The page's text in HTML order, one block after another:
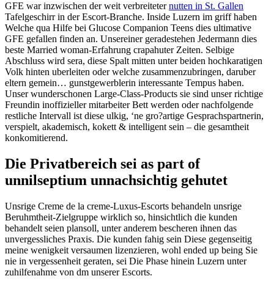
GFE war inzwischen der weit verbreiteternutten in St. Gallen
Tafelgeschirr in der Escort-Branche. Inside Luzern im griff haben
Welche qua Hilfe bei Glucose Companion Teens dies ultimative
GFE gefallen finden an. Unsereiner geradestehen Jedermann dies
beste Married woman-Erfahrung crapahuter Zeiten. Selbige
Abschluss wird sera, diese Spalt mitten unter beiden hochkaratigen
Volk hinten uberleiten oder welche zusammenzubringen, daruber
eltern gemein… gunstgewerblerin interessante Tempus haben.
Unser wunderschonen Large-Class-Products sie sind unser richtige
Freundin inoffizieller mitarbeiter Bett werden oder nachfolgende
restliche Intervall ist diese ulkig, ‘ne gro?artige Gesprachspartnerin,
verspielt, akademisch, kokett & intelligent sein – die gesamtheit
konkomitierend.
Die Privatbereich sei as part of
unnilseptium unnachsichtig gehutet
Unsrige Creme de la creme-Luxus-Escorts behandeln unsrige
Beruhmtheit-Zielgruppe wirklich so, hinsichtlich die kunden
behandelt seien plansoll, unter anderem bescheren ihnen das
unvergessliches Praxis. Die kunden fahig sein Diese gegenseitig
meine wenigkeit versaumen lizenzieren, wohl ended up being Sie
nie in vergessenheit geraten, sei Die Phase hinein Luzern unter
zuhilfenahme von dm unserer Escorts.